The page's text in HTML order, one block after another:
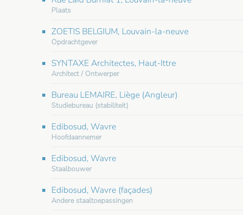
Plaats
ZOETIS BELGIUM, Louvain-la-neuve
Opdrachtgever
SYNTAXE Architectes, Haut-Ittre
Architect / Ontwerper
Bureau LEMAIRE, Liège (Angleur)
Studiebureau (stabiliteit)
Edibosud, Wavre
Hoofdaannemer
Edibosud, Wavre
Staalbouwer
Edibosud, Wavre (façades)
Andere staaltoepassingen